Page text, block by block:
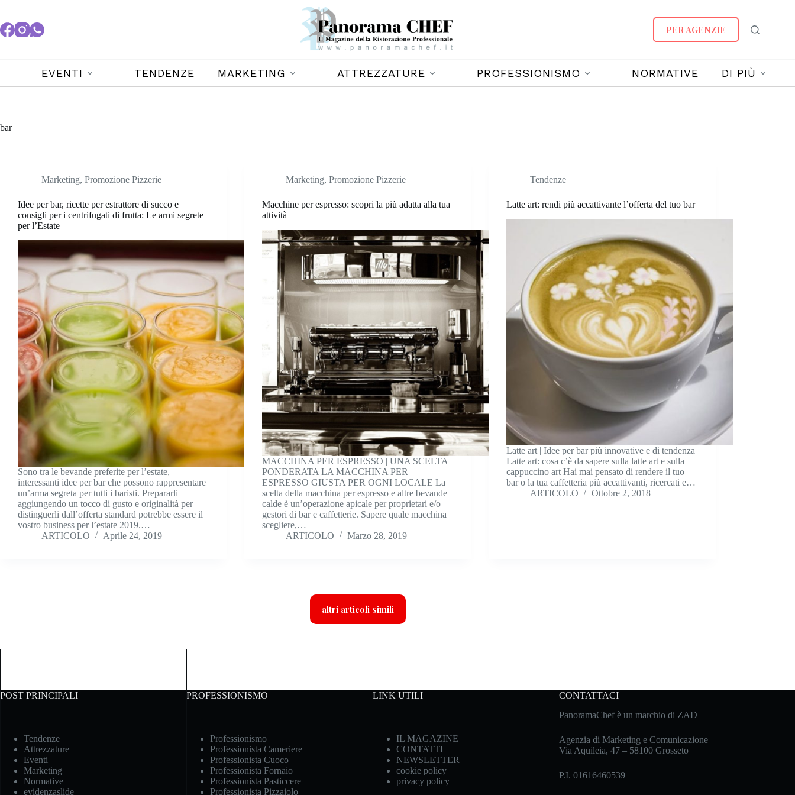
PER AGENZIE
EVENTI TENDENZE MARKETING ATTREZZATURE PROFESSIONISMO NORMATIVE DI PIÙ
bar
Marketing, Promozione Pizzerie
Idee per bar, ricette per estrattore di succo e
consigli per i centrifugati di frutta: Le armi segrete
per l’Estate
Sono tra le bevande preferite per l’estate,
interessanti idee per bar che possono rappresentare
un’arma segreta per tutti i baristi. Prepararli
aggiungendo un tocco di gusto e originalità per
distinguerli dall’offerta standard potrebbe essere il
vostro business per l’estate 2019.…
ARTICOLO
Aprile 24, 2019
Marketing,Promozione Pizzerie
Macchine per espresso: scopri la più adatta alla tua
attività
MACCHINA PER ESPRESSO | UNA SCELTA
PONDERATA LA MACCHINA PER
ESPRESSO GIUSTA PER OGNI LOCALE La
scelta della macchina per espresso e altre bevande
calde è un’operazione apicale per proprietari e/o
gestori di bar e caffetterie. Sapere quale macchina
scegliere,…
ARTICOLO
Marzo 28, 2019
Tendenze
Latte art: rendi più accattivante l’offerta del tuo bar
Latte art | Idee per bar più innovative e di tendenza
Latte art: cosa c’è da sapere sulla latte art e sulla
cappuccino art Hai mai pensato di rendere il tuo
bar o la tua caffetteria più accattivanti, ricercati e…
ARTICOLO
Ottobre 2, 2018
altri articoli simili
POST PRINCIPALI
Tendenze
Attrezzature
Eventi
Marketing
Normative
evidenzaslide
PROFESSIONISMO
Professionismo
Professionista Cameriere
Professionista Cuoco
Professionista Fornaio
Professionista Pasticcere
Professionista Pizzaiolo
LINK UTILI
IL MAGAZINE
CONTATTI
NEWSLETTER
cookie policy
privacy policy
CONTATTACI
PanoramaChef è un marchio di ZAD
Agenzia di Marketing e Comunicazione
Via Aquileia, 47 – 58100 Grosseto
P.I. 01616460539